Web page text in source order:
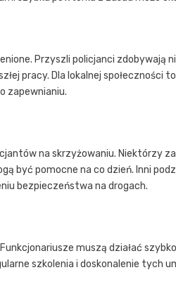
Przyszli policjanci zdobywają
pracy. Dla lokalnej społeczności
zapewnianiu.
na skrzyżowaniu. Niektórzy
być pomocne na co dzień. Inni
bezpieczeństwa na drogach.
muszą działać
szkolenia i doskonalenie tych